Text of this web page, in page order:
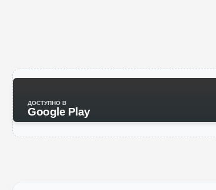
ДОСТУПНО В
Google Play